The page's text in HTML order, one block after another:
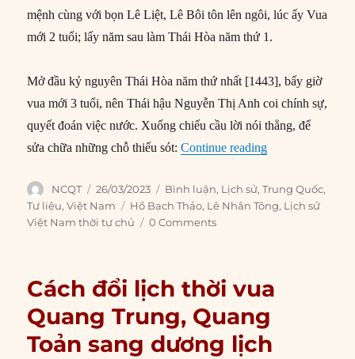
mệnh cùng với bọn Lê Liệt, Lê Bôi tôn lên ngôi, lúc ấy Vua
mới 2 tuổi; lấy năm sau làm Thái Hòa năm thứ 1.
Mở đầu kỷ nguyên Thái Hòa năm thứ nhất [1443], bấy giờ
vua mới 3 tuổi, nên Thái hậu Nguyễn Thị Anh coi chính sự,
quyết đoán việc nước. Xuống chiếu cầu lời nói thẳng, để
sửa chữa những chỗ thiếu sót:Continue reading“Đại Việt dưới
Author
NCQT
Posted
on
26/03/2023 Categories
Bình luận, Lịch sử,Trung Quốc,
Tư liệu,Việt Nam Tags
Hồ Bạch Thảo, Lê Nhân Tông, Lịch sử
Việt Nam thời tự chủ
0 Comments
Cách đổi lịch thời vua
Quang Trung, Quang
Toản sang dương lịch